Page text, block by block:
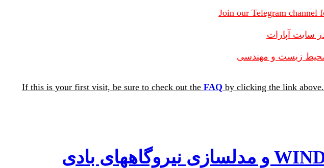
Join our Telegram channel
سایت آپارات
زیست و مهندسی
If this is your first visit, be sure to check out the FAQ by clicking the link